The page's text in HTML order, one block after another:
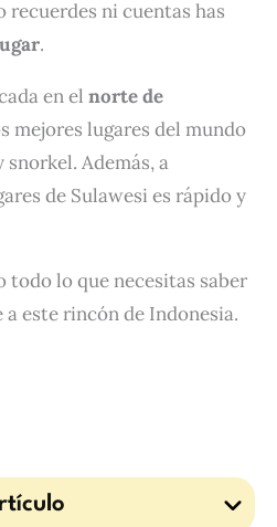
ni cuentas has
.
en el norte de
mejores lugares del mundo
Además, a
de Sulawesi es rápido y
todo lo que necesitas saber
este rincón de Indonesia.